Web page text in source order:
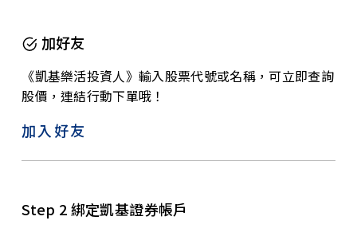
加好友
《凱基樂活投資人》輸入股票代號或名稱，可立即查詢
股價，連結行動下單哦！
加入好友
Step 2 綁定凱基證券帳戶